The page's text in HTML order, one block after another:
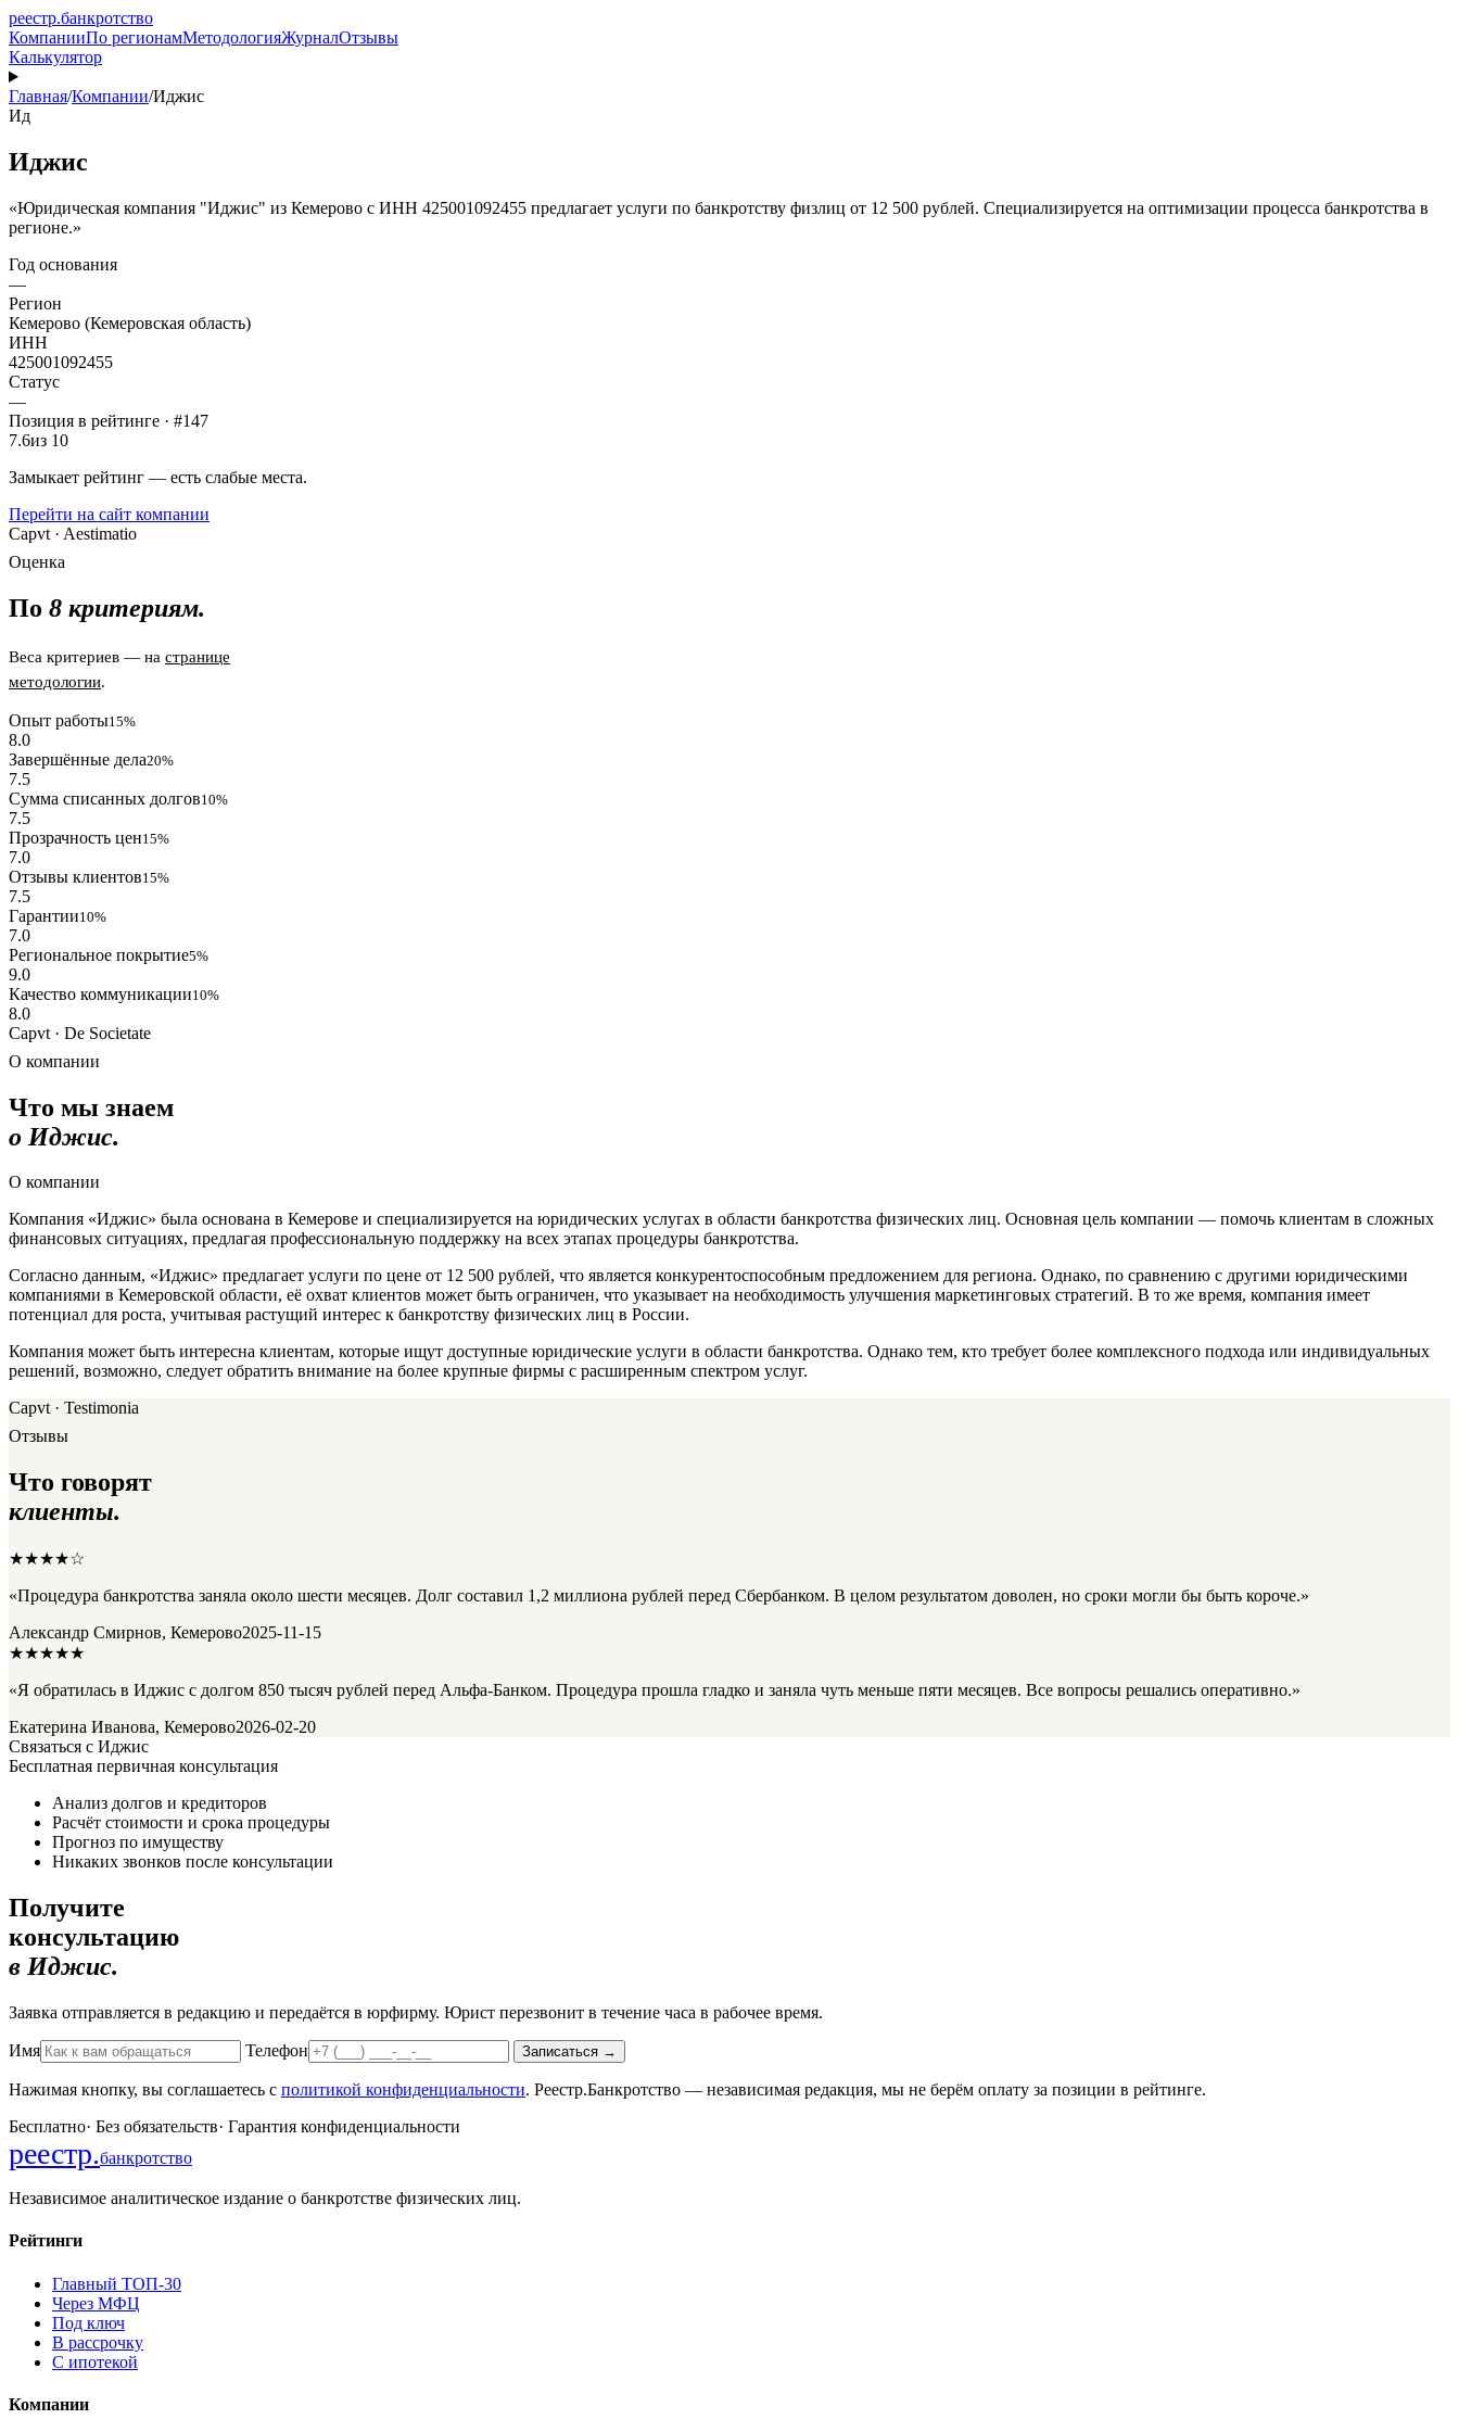
реестр.банкротство
КомпанииПо регионамМетодологияЖурналОтзывы
Калькулятор
Главная/Компании/Иджис
Ид
Иджис
«Юридическая компания "Иджис" из Кемерово с ИНН 425001092455 предлагает услуги по банкротству физлиц от 12 500 рублей. Специализируется на оптимизации процесса банкротства в
регионе.»
Год основания
—
Регион
Кемерово (Кемеровская область)
ИНН
425001092455
Статус
—
Позиция в рейтинге · #147
7.6из 10
Замыкает рейтинг — есть слабые места.
Перейти на сайт компании
Capvt · Aestimatio
Оценка
По 8 критериям.
Веса критериев — на странице
методологии.
Опыт работы15%
8.0
Завершённые дела20%
7.5
Сумма списанных долгов10%
7.5
Прозрачность цен15%
7.0
Отзывы клиентов15%
7.5
Гарантии10%
7.0
Региональное покрытие5%
9.0
Качество коммуникации10%
8.0
Capvt · De Societate
О компании
Что мы знаем
о Иджис.
О компании
Компания «Иджис» была основана в Кемерове и специализируется на юридических услугах в области банкротства физических лиц. Основная цель компании — помочь клиентам в сложных
финансовых ситуациях, предлагая профессиональную поддержку на всех этапах процедуры банкротства.
Согласно данным, «Иджис» предлагает услуги по цене от 12 500 рублей, что является конкурентоспособным предложением для региона. Однако, по сравнению с другими юридическими
компаниями в Кемеровской области, её охват клиентов может быть ограничен, что указывает на необходимость улучшения маркетинговых стратегий. В то же время, компания имеет
потенциал для роста, учитывая растущий интерес к банкротству физических лиц в России.
Компания может быть интересна клиентам, которые ищут доступные юридические услуги в области банкротства. Однако тем, кто требует более комплексного подхода или индивидуальных
решений, возможно, следует обратить внимание на более крупные фирмы с расширенным спектром услуг.
Capvt · Testimonia
Отзывы
Что говорят
клиенты.
★★★★☆
«Процедура банкротства заняла около шести месяцев. Долг составил 1,2 миллиона рублей перед Сбербанком. В целом результатом доволен, но сроки могли бы быть короче.»
Александр Смирнов, Кемерово2025-11-15
★★★★★
«Я обратилась в Иджис с долгом 850 тысяч рублей перед Альфа-Банком. Процедура прошла гладко и заняла чуть меньше пяти месяцев. Все вопросы решались оперативно.»
Екатерина Иванова, Кемерово2026-02-20
Связаться с Иджис
Бесплатная первичная консультация
Анализ долгов и кредиторов
Расчёт стоимости и срока процедуры
Прогноз по имуществу
Никаких звонков после консультации
Получите
консультацию
в Иджис.
Заявка отправляется в редакцию и передаётся в юрфирму. Юрист перезвонит в течение часа в рабочее время.
Имя Телефон Записаться →
Нажимая кнопку, вы соглашаетесь с политикой конфиденциальности. Реестр.Банкротство — независимая редакция, мы не берём оплату за позиции в рейтинге.
Бесплатно· Без обязательств· Гарантия конфиденциальности
реестр.банкротство
Независимое аналитическое издание о банкротстве физических лиц.
Рейтинги
Главный ТОП-30
Через МФЦ
Под ключ
В рассрочку
С ипотекой
Компании